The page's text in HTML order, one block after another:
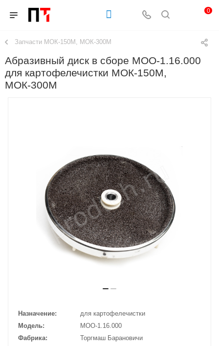
0
Запчасти МОК-150М, МОК-300М
Абразивный диск в сборе МОО-1.16.000
для картофелечистки МОК-150М,
МОК-300М
Назначение
для картофелечистки
Модель
МОО-1.16.000
Фабрика
Торгмаш Барановичи